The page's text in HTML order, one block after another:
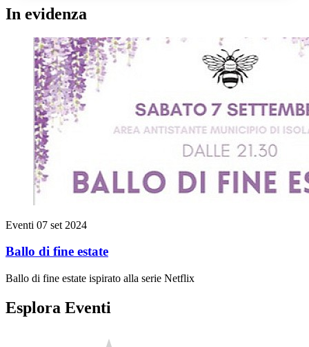
In evidenza
Eventi 07 set 2024
Ballo di fine estate
Ballo di fine estate ispirato alla serie Netflix
Esplora Eventi